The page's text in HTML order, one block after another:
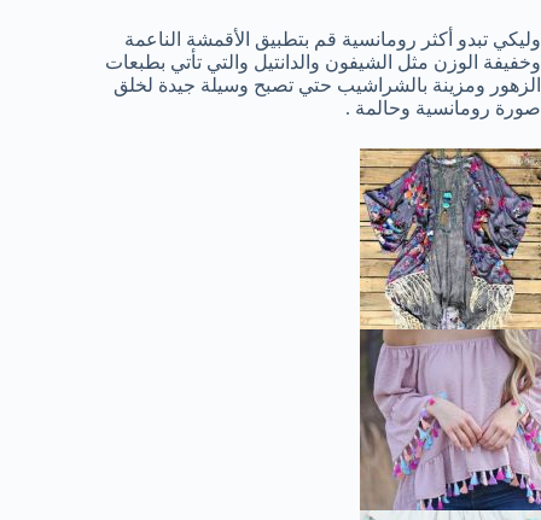
وليكي تبدو أكثر رومانسية قم بتطبيق الأقمشة الناعمة
وخفيفة الوزن مثل الشيفون والدانتيل والتي تأتي بطبعات
الزهور ومزينة بالشراشيب حتي تصبح وسيلة جيدة لخلق
صورة رومانسية وحالمة .